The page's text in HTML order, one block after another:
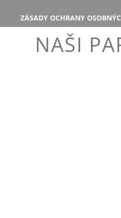
ZÁSADY OCHRANY
NAŠI